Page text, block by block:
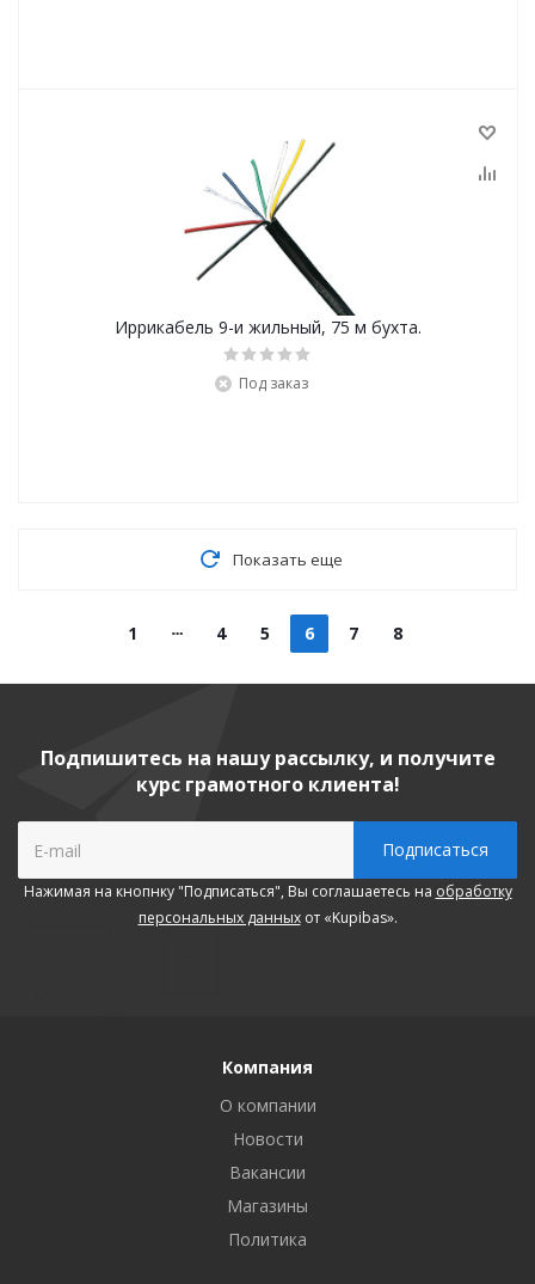
Иррикабель 9-и жильный, 75 м бухта.
Под заказ
Показать еще
1 4 5 6 7 8
Подпишитесь на нашу рассылку, и получите
курс грамотного клиента!
Нажимая на кнопнку "Подписаться", Вы соглашаетесь на обработку
персональных данныхот «Kupibas».
Компания
О компании
Новости
Вакансии
Магазины
Политика